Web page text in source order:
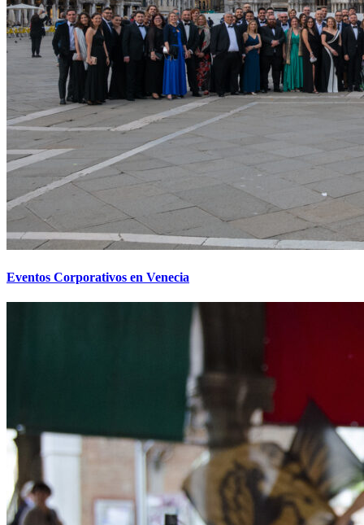
Eventos Corporativos en Venecia